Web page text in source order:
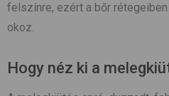
felszínre, ezért a bőr
okoz.
Hogy néz ki a